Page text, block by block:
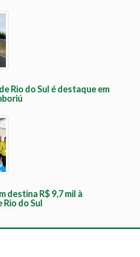
Rio do Sul é destaque em
destina R$ 9,7 mil à
do Sul